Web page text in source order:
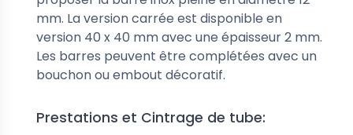
mm. La version carrée est disponible en
version 40 x 40 mm avec une épaisseur 2 mm.
Les barres peuvent être complétées avec un
bouchon ou embout décoratif.
Prestations et Cintrage de tube: